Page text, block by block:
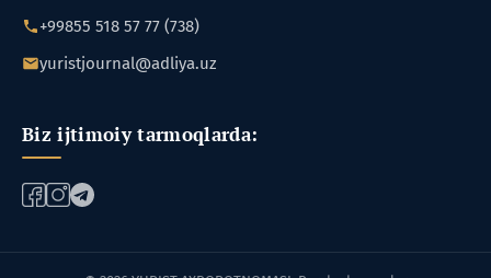
+99855 518 57 77 (738)
yuristjournal@adliya.uz
Biz ijtimoiy tarmoqlarda: